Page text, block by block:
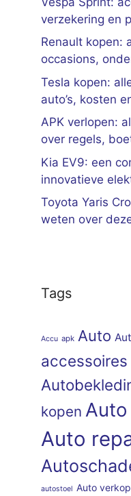
verzekering en
Renault kopen:
occasions,
Tesla kopen:
auto’s, kosten
APK verlopen:
over regels,
Kia EV9: een
innovatieve
Toyota Yaris
weten over
Tags
Accu apk Auto
accessoires
kopen
Auto
autostoel Auto